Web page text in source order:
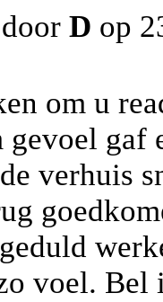
D op
om u
gevoel
verhuis
voel. Bel